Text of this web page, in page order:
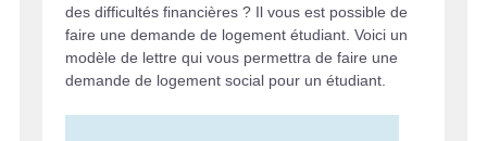
des difficultés financières ? Il vous est possible de
faire une demande de logement étudiant. Voici un
modèle de lettre qui vous permettra de faire une
demande de logement social pour un étudiant.